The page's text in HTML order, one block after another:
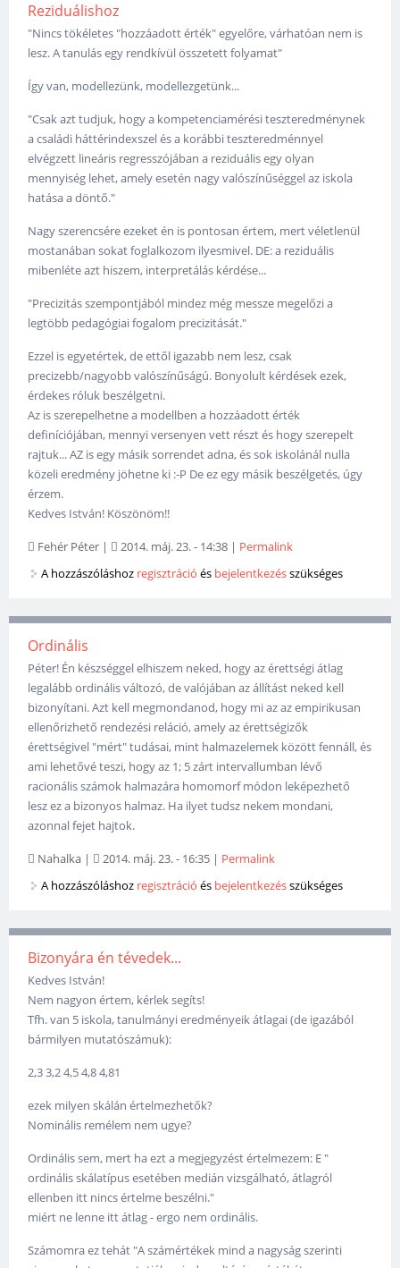
Reziduálishoz
"Nincs tökéletes "hozzáadott érték" egyelőre, várhatóan nem is
lesz. A tanulás egy rendkívül összetett folyamat"
Így van, modellezünk, modellezgetünk...
"Csak azt tudjuk, hogy a kompetenciamérési teszteredménynek
a családi háttérindexszel és a korábbi teszteredménnyel
elvégzett lineáris regresszójában a reziduális egy olyan
mennyiség lehet, amely esetén nagy valószínűséggel az iskola
hatása a döntő."
Nagy szerencsére ezeket én is pontosan értem, mert véletlenül
mostanában sokat foglalkozom ilyesmivel. DE: a reziduális
mibenléte azt hiszem, interpretálás kérdése...
"Precizitás szempontjából mindez még messze megelőzi a
legtöbb pedagógiai fogalom precizitását."
Ezzel is egyetértek, de ettől igazabb nem lesz, csak
precizebb/nagyobb valószínűságú. Bonyolult kérdések ezek,
érdekes róluk beszélgetni.
Az is szerepelhetne a modellben a hozzáadott érték
definíciójában, mennyi versenyen vett részt és hogy szerepelt
rajtuk... AZ is egy másik sorrendet adna, és sok iskolánál nulla
közeli eredmény jöhetne ki :-P De ez egy másik beszélgetés, úgy
érzem.
Kedves István! Köszönöm!!
Fehér Péter | 2014. máj. 23. - 14:38 | Permalink
A hozzászóláshoz regisztráció és bejelentkezésszükséges
Ordinális
Péter! Én készséggel elhiszem neked, hogy az érettségi átlag
legalább ordinális változó, de valójában az állítást neked kell
bizonyítani. Azt kell megmondanod, hogy mi az az empirikusan
ellenőrizhető rendezési reláció, amely az érettségizők
érettségivel "mért" tudásai, mint halmazelemek között fennáll, és
ami lehetővé teszi, hogy az 1; 5 zárt intervallumban lévő
racionális számok halmazára homomorf módon leképezhető
lesz ez a bizonyos halmaz. Ha ilyet tudsz nekem mondani,
azonnal fejet hajtok.
Nahalka | 2014. máj. 23. - 16:35 | Permalink
A hozzászóláshoz regisztráció és bejelentkezésszükséges
Bizonyára én tévedek...
Kedves István!
Nem nagyon értem, kérlek segíts!
Tfh. van 5 iskola, tanulmányi eredményeik átlagai (de igazából
bármilyen mutatószámuk):
2,3 3,2 4,5 4,8 4,81
ezek milyen skálán értelmezhetők?
Nominális remélem nem ugye?
Ordinális sem, mert ha ezt a megjegyzést értelmezem: E "
ordinális skálatípus esetében medián vizsgálható, átlagról
ellenben itt nincs értelme beszélni."
miért ne lenne itt átlag - ergo nem ordinális.
Számomra ez tehát "A számértékek mind a nagyság szerinti